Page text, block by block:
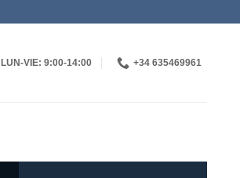
LUN-VIE: 9:00-14:00 +34 635469961